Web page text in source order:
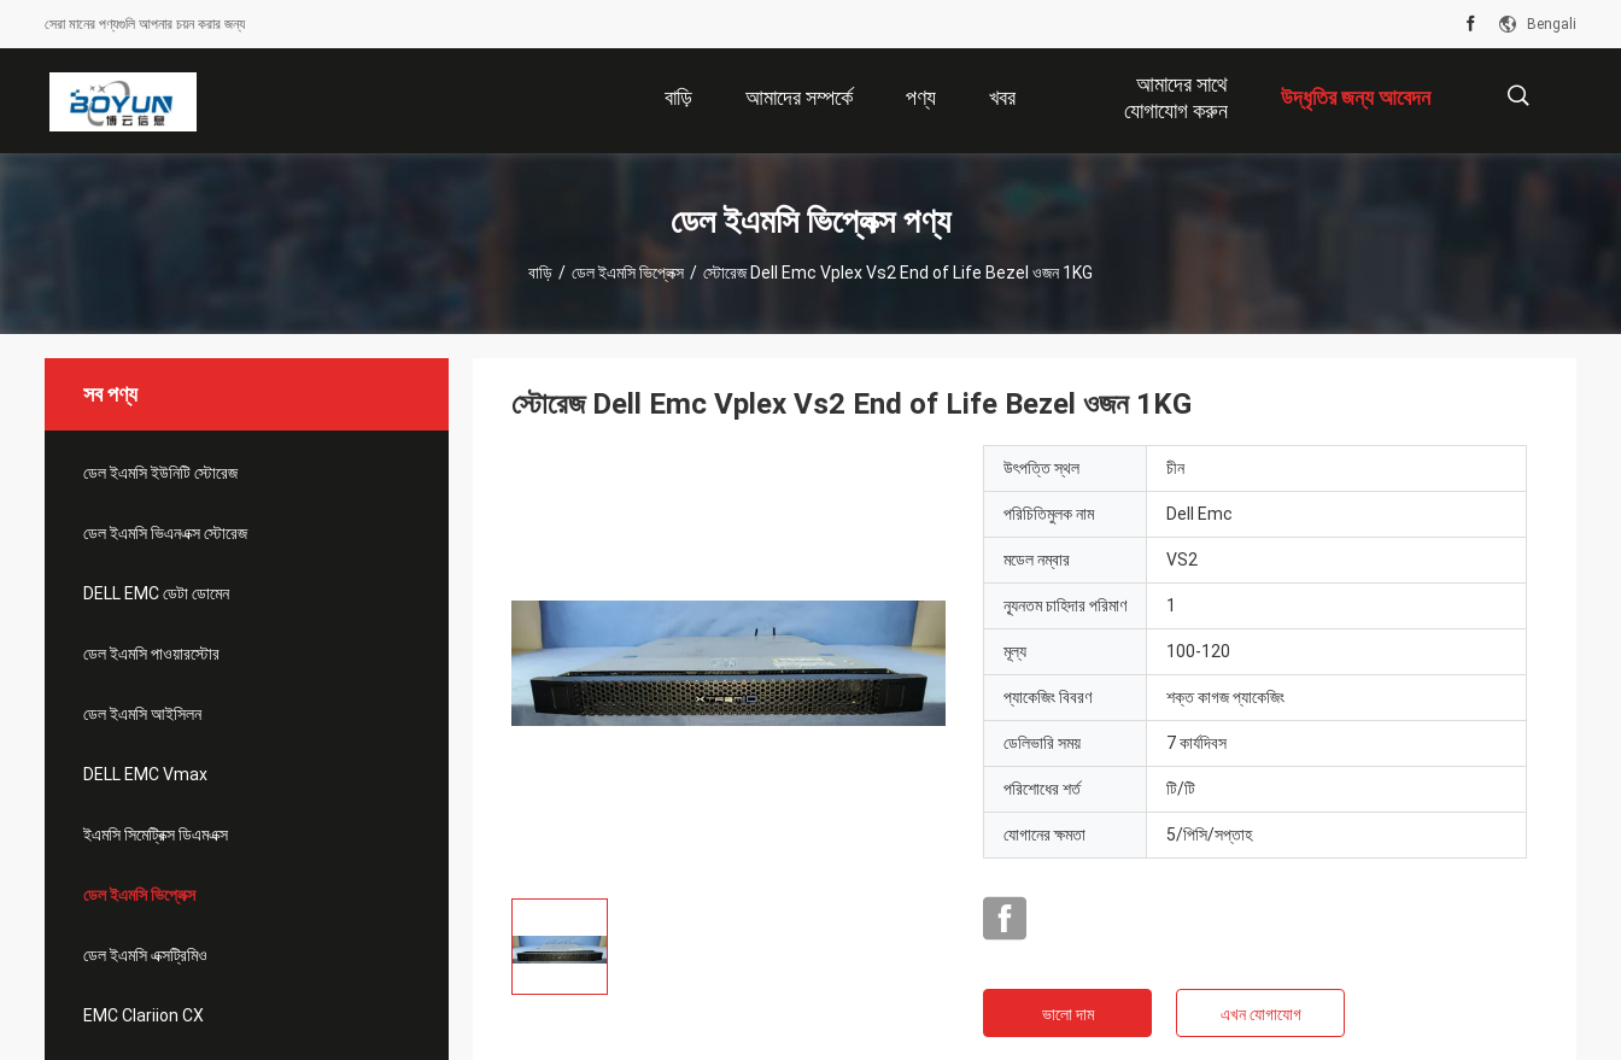
সেরা মানের পণ্যগুলি আপনার চয়ন করার জন্য Bengali
বাড়ি আমাদের সম্পর্কে পণ্য খবর
আমাদের সাথে
যোগাযোগ করুন
উদ্ধৃতির জন্য আবেদন
ডেল ইএমসি ভিপ্লেক্স পণ্য
বাড়ি / ডেল ইএমসি ভিপ্লেক্স / স্টোরেজ Dell Emc Vplex Vs2 End of Life Bezel ওজন 1KG
সব পণ্য
ডেল ইএমসি ইউনিটি স্টোরেজ
ডেল ইএমসি ভিএনএক্স স্টোরেজ
DELL EMC ডেটা ডোমেন
ডেল ইএমসি পাওয়ারস্টোর
ডেল ইএমসি আইসিলন
DELL EMC Vmax
ইএমসি সিমেট্রিক্স ডিএমএক্স
ডেল ইএমসি ভিপ্লেক্স
ডেল ইএমসি এক্সট্রিমিও
EMC Clariion CX
স্টোরেজ Dell Emc Vplex Vs2 End of Life Bezel ওজন 1KG
উৎপত্তি স্থল চীন
পরিচিতিমুলক নাম Dell Emc
মডেল নম্বার VS2
ন্যূনতম চাহিদার পরিমাণ 1
মূল্য 100-120
প্যাকেজিং বিবরণ শক্ত কাগজ প্যাকেজিং
ডেলিভারি সময় 7 কার্যদিবস
পরিশোধের শর্ত টি/টি
যোগানের ক্ষমতা 5/পিসি/সপ্তাহ
ভালো দাম এখন যোগাযোগ